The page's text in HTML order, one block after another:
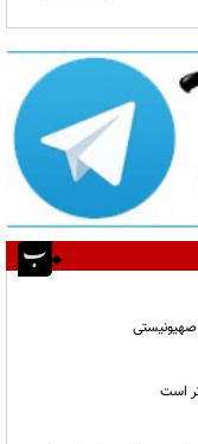
صهیونیستی
است